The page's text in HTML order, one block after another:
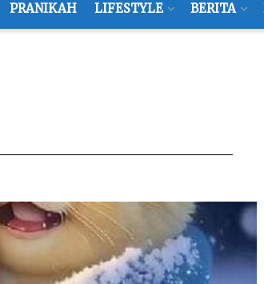
PRANIKAH LIFESTYLE BERITA